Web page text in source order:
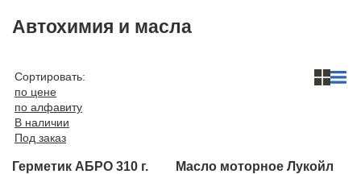
Контакты
Доставка
Гарантии
Автохимия и масла
Сортировать:
по цене
по алфавиту
В наличии
Под заказ
Герметик АБРО 310 г.
Масло моторное Лукойл